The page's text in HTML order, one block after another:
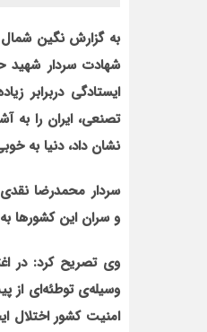
به گزارش نگین شمال
شهادت سردار شهید
ایستادگی دربرابر
تصنعی، ایران را به
نشان داد، دنیا به
سردار محمدرضا
و سران این کشور‌ها به رغم ۴۴ سال توطئه علیه ایران
وی تصریح کرد: در
وسیله‌ی توطئه‌ای
امنیت کشور اختلال